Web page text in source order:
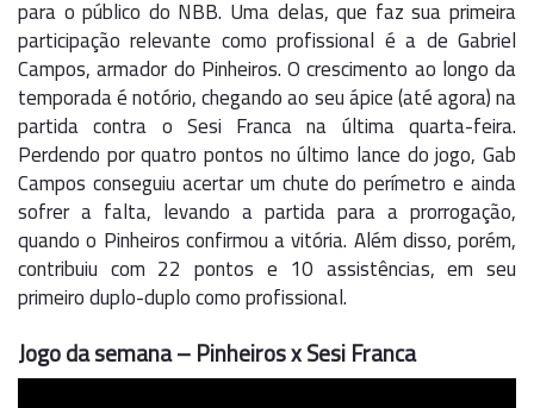
para o público do NBB. Uma delas, que faz sua primeira
participação relevante como profissional é a de Gabriel
Campos, armador do Pinheiros. O crescimento ao longo da
temporada é notório, chegando ao seu ápice (até agora) na
partida contra o Sesi Franca na última quarta-feira.
Perdendo por quatro pontos no último lance do jogo, Gab
Campos conseguiu acertar um chute do perímetro e ainda
sofrer a falta, levando a partida para a prorrogação,
quando o Pinheiros confirmou a vitória. Além disso, porém,
contribuiu com 22 pontos e 10 assistências, em seu
primeiro duplo-duplo como profissional.
Jogo da semana – Pinheiros x Sesi Franca